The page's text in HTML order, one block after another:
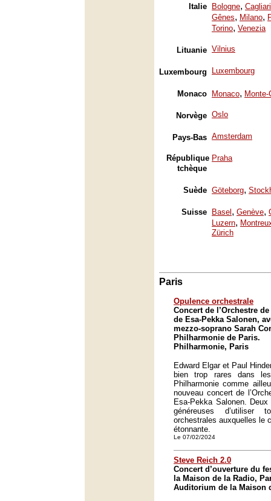
Italie Bologne, Cagliari
Gênes, Milano,
Torino, Venezia
Lituanie Vilnius
Luxembourg Luxembourg
Monaco Monaco, Monte-
Norvège Oslo
Pays-Bas Amsterdam
République
tchèque
Praha
Suède Göteborg,
Suisse Basel , Genève,
Luzern,
Zürich
Paris
Opulence orchestrale
Concert de l’Orchestre
de Esa-Pekka Salonen,
mezzo-soprano Sarah
Philharmonie de Paris.
Philharmonie, Paris
Edward Elgar et Paul
bien trop rares dans
Philharmonie comme
nouveau concert de
Esa-Pekka Salonen.
généreuses d’utiliser
orchestrales auxquelles le
étonnante.
Le 07/02/2024
Steve Reich 2.0
Concert d’ouverture du
la Maison de la Radio,
Auditorium de la Maison